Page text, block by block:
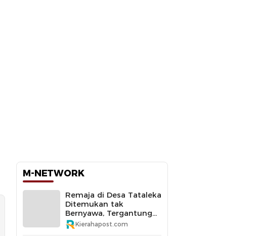
M-NETWORK
Remaja di Desa Tataleka
Ditemukan tak
Bernyawa, Tergantung
di Pohon Mangga
Kierahapost.com